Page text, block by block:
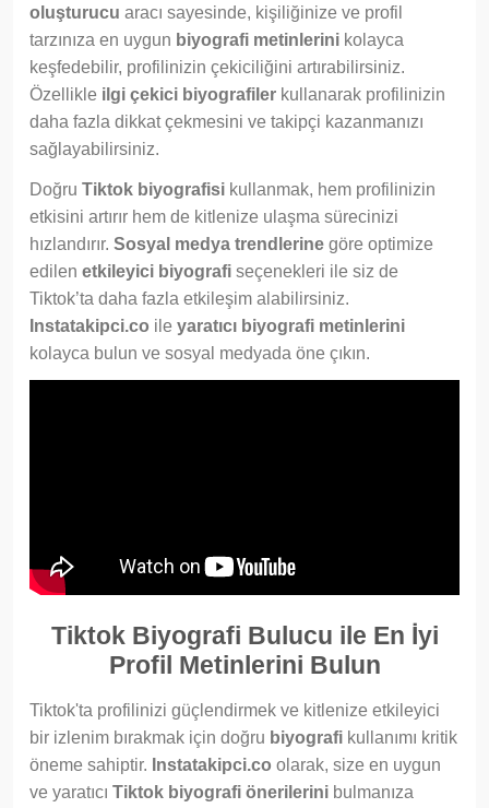
oluşturucu aracı sayesinde, kişiliğinize ve profil
tarzınıza en uygun biyografi metinlerini kolayca
keşfedebilir, profilinizin çekiciliğini artırabilirsiniz.
Özellikle ilgi çekici biyografiler kullanarak profilinizin
daha fazla dikkat çekmesini ve takipçi kazanmanızı
sağlayabilirsiniz.
Doğru Tiktok biyografisi kullanmak, hem profilinizin
etkisini artırır hem de kitlenize ulaşma sürecinizi
hızlandırır. Sosyal medya trendlerine göre optimize
edilen etkileyici biyografi seçenekleri ile siz de
Tiktok’ta daha fazla etkileşim alabilirsiniz.
Instatakipci.co ile yaratıcı biyografi metinlerini
kolayca bulun ve sosyal medyada öne çıkın.
Tiktok Biyografi Bulucu ile En İyi
Profil Metinlerini Bulun
Tiktok'ta profilinizi güçlendirmek ve kitlenize etkileyici
bir izlenim bırakmak için doğru biyografi kullanımı kritik
öneme sahiptir. Instatakipci.co olarak, size en uygun
ve yaratıcı Tiktok biyografi önerilerini bulmanıza